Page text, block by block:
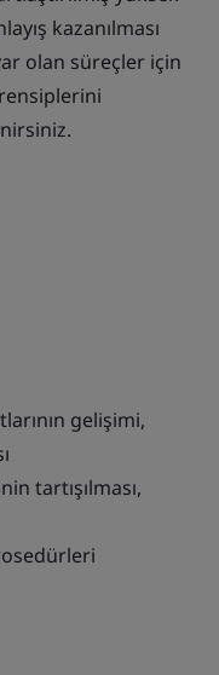
kazanılması
olan süreçler için
gelişimi,
tartışılması,